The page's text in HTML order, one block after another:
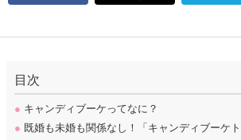
目次
● キャンディブーケってなに？
● 既婚も未婚も関係なし！「キャンディブーケ